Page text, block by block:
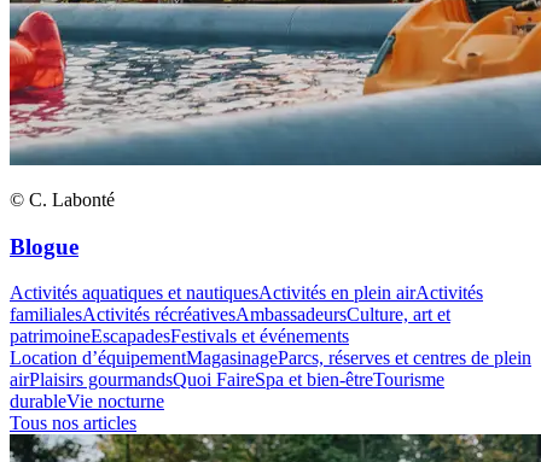
© C. Labonté
Blogue
Activités aquatiques et nautiquesActivités en plein airActivités
familialesActivités récréativesAmbassadeursCulture, art et
patrimoineEscapadesFestivals et événements
Location d’équipementMagasinageParcs, réserves et centres de plein
airPlaisirs gourmandsQuoi FaireSpa et bien-êtreTourisme
durableVie nocturne
Tous nos articles